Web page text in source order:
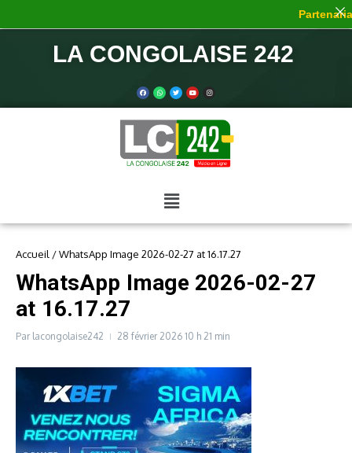
LA CONGOLAISE 242
Accueil /WhatsApp Image 2026-02-27 at 16.17.27
WhatsApp Image 2026-02-27
at 16.17.27
Par lacongolaise242 28 février 2026 10 h 21 min